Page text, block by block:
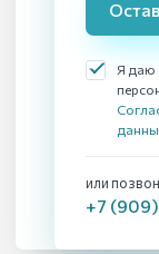
Я даю
или
+7